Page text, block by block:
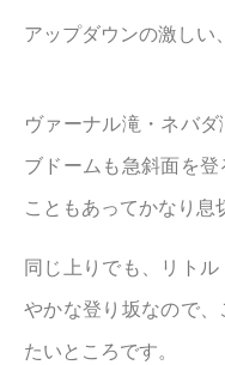
アップダウンの激しい
ヴァーナル滝・ネバ
ブドームも急斜面を
こともあってかなり息
同じ上りでも、リト
やかな登り坂なので
たいところです。